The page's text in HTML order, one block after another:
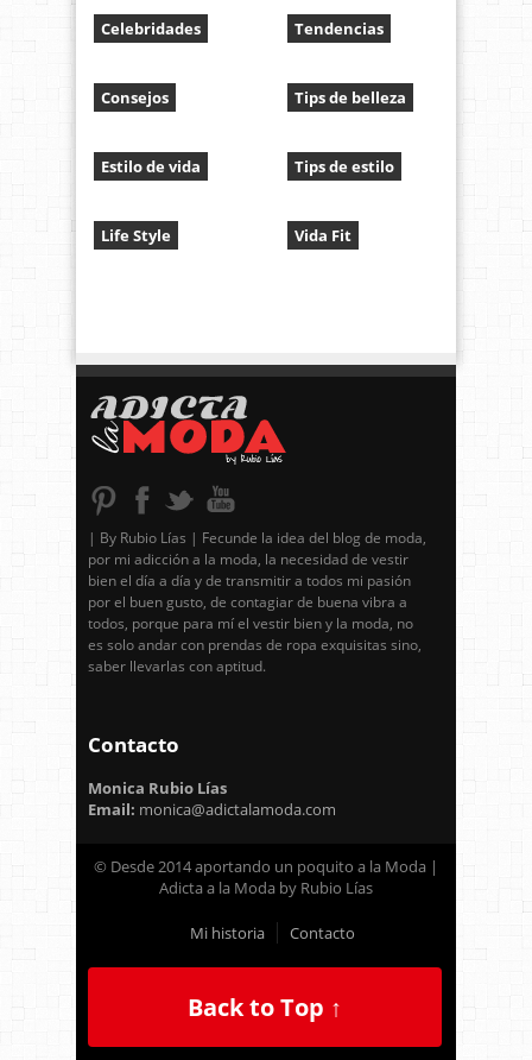
Celebridades
Consejos
Estilo de vida
Life Style
Tendencias
Tips de belleza
Tips de estilo
Vida Fit
| By Rubio Lías | Fecunde la idea del blog de moda,
por mi adicción a la moda, la necesidad de vestir
bien el día a día y de transmitir a todos mi pasión
por el buen gusto, de contagiar de buena vibra a
todos, porque para mí el vestir bien y la moda, no
es solo andar con prendas de ropa exquisitas sino,
saber llevarlas con aptitud.
Contacto
Monica Rubio Lías
Email: monica@adictalamoda.com
© Desde 2014 aportando un poquito a la Moda |
Adicta a la Moda by Rubio Lías
Mi historia Contacto
Back to Top ↑